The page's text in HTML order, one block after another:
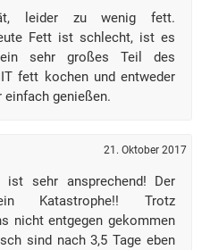
leider zu wenig fett.
Fett ist schlecht, ist es
sehr großes Teil des
fett kochen und entweder
einfach genießen.
21. Oktober 2017
ist sehr ansprechend! Der
Katastrophe!! Trotz
nicht entgegen gekommen
sind nach 3,5 Tage eben